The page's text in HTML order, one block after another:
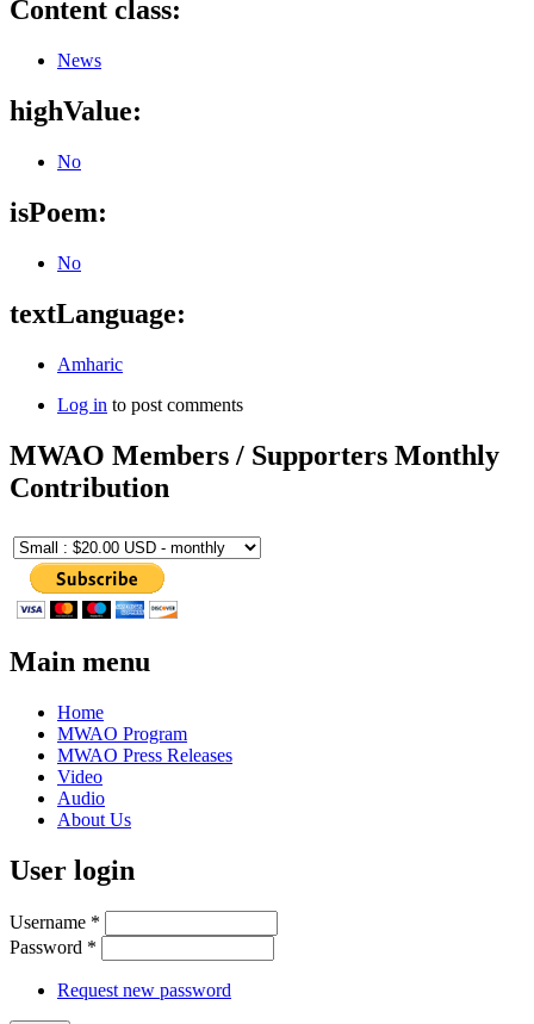
Content class:
News
highValue:
No
isPoem:
No
textLanguage:
Amharic
Log in to post comments
MWAO Members / Supporters Monthly
Contribution
Main menu
Home
MWAO Program
MWAO Press Releases
Video
Audio
About Us
User login
Username *
Password *
Request new password